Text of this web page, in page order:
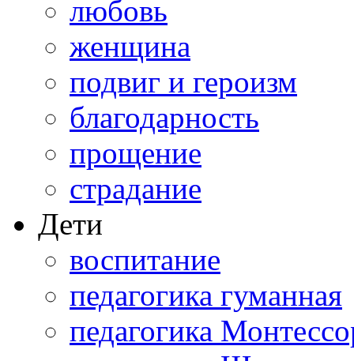
любовь
женщина
подвиг и героизм
благодарность
прощение
страдание
Дети
воспитание
педагогика гуманная
педагогика